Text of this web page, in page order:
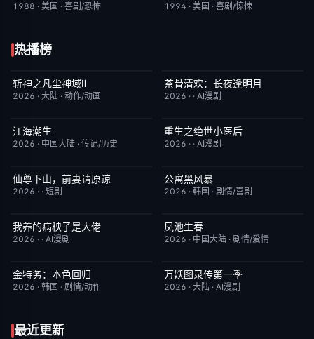
1988 · 美国 · 喜剧/恐怖 1994 · 美国 · 喜剧/惊悚
热播榜
更新至第09集
斩神之凡尘神域Ⅱ
2026 · 大陆 · 动作/动画
完结
茶骨清欢：长夜逢明月
2026 · · AI漫剧
更新至第22集
江海潮生
2026 · 中国大陆 · 传记/历史
完结
重生之绝世小医后
2026 · · AI漫剧
完结
仙尊下山，前妻请原谅
2026 · · 短剧
更新至第08集
公寓黑风暴
2026 · 韩国 · 剧情/喜剧
完结
我养的病秧子是大佬
2026 · · AI漫剧
已完结
凤池生春
2026 · 中国大陆 · 剧情/爱情
已完结
金特务：本色回归
2026 · 韩国 · 剧情/动作
完结
万妖图录传第一季
2026 · 大陆 · AI漫剧
最近更新